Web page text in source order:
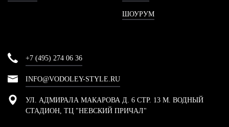
ШОУРУМ
+7 (495) 274 06 36
INFO@VODOLEY-STYLE.RU
УЛ. АДМИРАЛА МАКАРОВА Д. 6 СТР. 13 М. ВОДНЫЙ
СТАДИОН, ТЦ "НЕВСКИЙ ПРИЧАЛ"